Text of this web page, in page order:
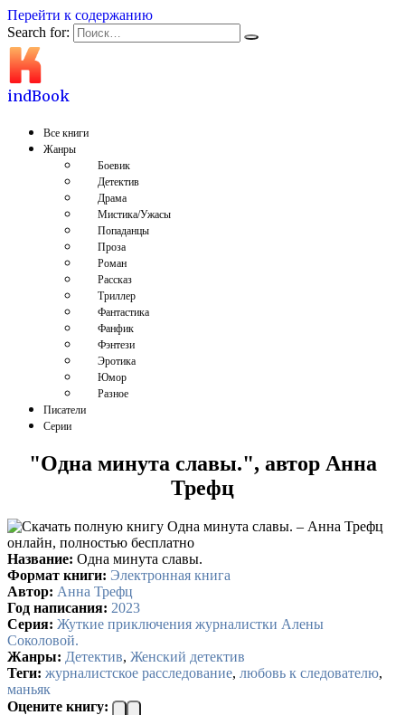
Перейти к содержанию
Search for:
indBook
Все книги
Жанры
Боевик
Детектив
Драма
Мистика/Ужасы
Попаданцы
Проза
Роман
Рассказ
Триллер
Фантастика
Фанфик
Фэнтези
Эротика
Юмор
Разное
Писатели
Серии
"Одна минута славы.", автор Анна
Трефц
Название: Одна минута славы.
Формат книги: Электронная книга
Автор: Анна Трефц
Год написания: 2023
Серия: Жуткие приключения журналистки Алены
Соколовой.
Жанры: Детектив, Женский детектив
Теги: журналистское расследование, любовь к следователю,
маньяк
Оцените книгу: